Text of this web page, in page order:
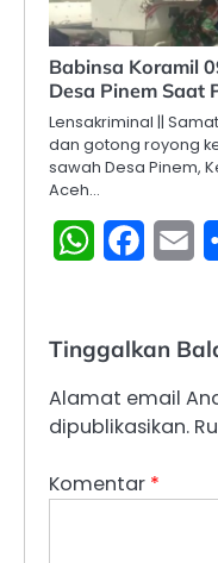
Babinsa Koramil
Desa Pinem Saat
Lensakriminal ||
dan gotong royong
sawah Desa Pinem,
Aceh…
WhatsApp
Tinggalkan
Alamat email
dipublikasikan.
Komentar *